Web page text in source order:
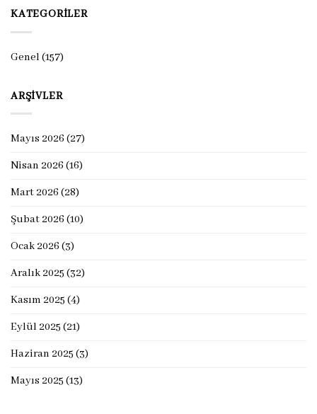
KATEGORILER
Genel(157)
ARŞIVLER
Mayıs 2026 (27)
Nisan 2026 (16)
Mart 2026 (28)
Şubat 2026 (10)
Ocak 2026 (3)
Aralık 2025 (32)
Kasım 2025 (4)
Eylül 2025 (21)
Haziran 2025 (3)
Mayıs 2025 (13)